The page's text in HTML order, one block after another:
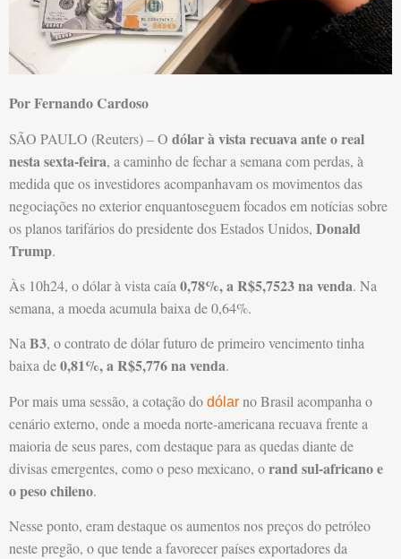
Por Fernando Cardoso
SÃO PAULO (Reuters) – O dólar à vista recuava ante o real
nesta sexta-feira, a caminho de fechar a semana com perdas, à
medida que os investidores acompanhavam os movimentos das
negociações no exterior enquantoseguem focados em notícias sobre
os planos tarifários do presidente dos Estados Unidos, Donald
Trump.
Às 10h24, o dólar à vista caía 0,78%, a R$5,7523 na venda. Na
semana, a moeda acumula baixa de 0,64%.
NaB3, o contrato de dólar futuro de primeiro vencimento tinha
baixa de0,81%, a R$5,776 na venda.
Por mais uma sessão, a cotação do dólar no Brasil acompanha o
cenário externo, onde a moeda norte-americana recuava frente a
maioria de seus pares, com destaque para as quedas diante de
divisas emergentes, como o peso mexicano, orand sul-africano e
o peso chileno.
Nesse ponto, eram destaque os aumentos nos preços do petróleo
neste pregão, o que tende a favorecer países exportadores da